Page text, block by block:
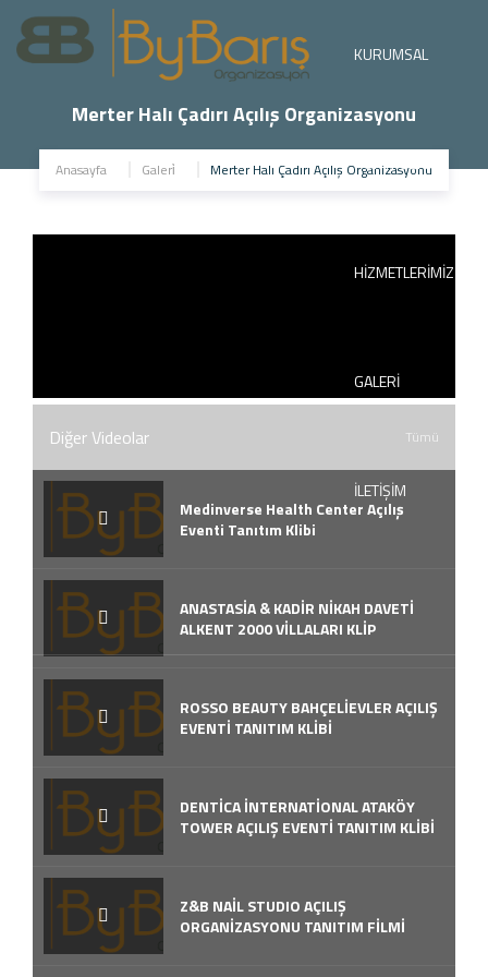
KURUMSAL
PORTFOLYO
HİZMETLERİMİZ
GALERİ
İLETİŞİM
Merter Halı Çadırı Açılış Organizasyonu
Anasayfa Galeri̇ Merter Halı Çadırı Açılış Organizasyonu
Diğer Videolar Tümü
Medinverse Health Center Açılış
Eventi Tanıtım Klibi
ANASTASİA & KADİR NİKAH DAVETİ
ALKENT 2000 VİLLALARI KLİP
ROSSO BEAUTY BAHÇELİEVLER AÇILIŞ
EVENTİ TANITIM KLİBİ
DENTİCA İNTERNATİONAL ATAKÖY
TOWER AÇILIŞ EVENTİ TANITIM KLİBİ
Z&B NAİL STUDIO AÇILIŞ
ORGANİZASYONU TANITIM FİLMİ